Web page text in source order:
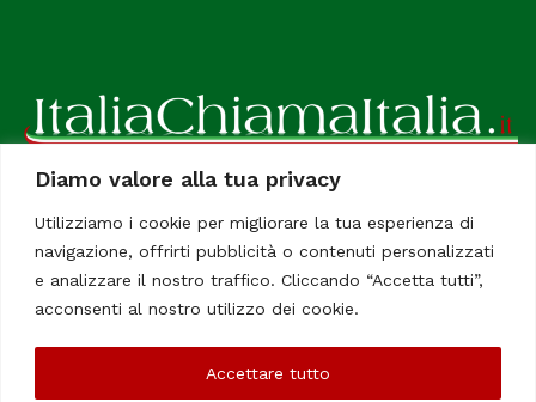
Diamo valore alla tua privacy
Utilizziamo i cookie per migliorare la tua esperienza di
navigazione, offrirti pubblicità o contenuti personalizzati
e analizzare il nostro traffico. Cliccando “Accetta tutti”,
acconsenti al nostro utilizzo dei cookie.
Accettare tutto
ItaliaChiamaItalia, il TUO quotidiano online preferito.
Dedicato in particolare a tutti gli italiani residenti all'estero.
Tutti i diritti sono riservati. Quotidiano online indipendente
Le Firme